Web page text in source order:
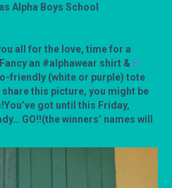
Alpha Boys School
all for the love, time for a
an #alphawear shirt & E-
friendly (white or purple) tote
share this picture, you might be
got until this Friday,
GO!!(the winners’ names will